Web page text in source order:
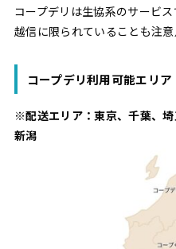
コープデリは生協系のサービ
越信に限られていることも注意
コープデリ利用可能エリア
※配送エリア：東京、千葉、埼
新潟